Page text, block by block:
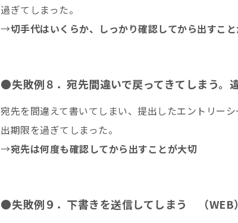
過ぎてしまった。
→切手代はいくらか、しっかり確認してから出すこ
●失敗例８．宛先間違いで戻ってきてしまう。
宛先を間違えて書いてしまい、提出したエントリー
出期限を過ぎてしまった。
→宛先は何度も確認してから出すことが大切
●失敗例９．下書きを送信してしまう （WEB）